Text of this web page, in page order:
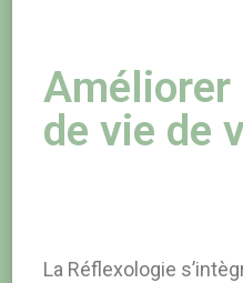
de vie de
La Réflexologie